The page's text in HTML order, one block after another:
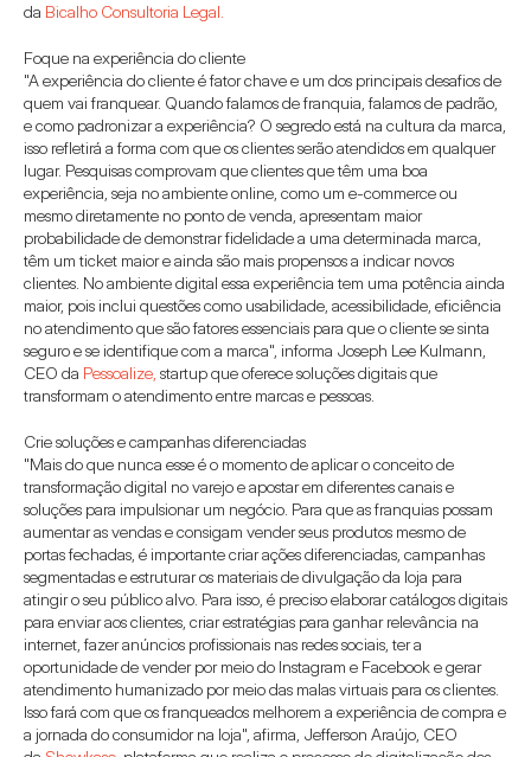
da Bicalho Consultoria Legal.
Foque na experiência do cliente
"A experiência do cliente é fator chave e um dos principais desafios de
quem vai franquear. Quando falamos de franquia, falamos de padrão,
e como padronizar a experiência? O segredo está na cultura da marca,
isso refletirá a forma com que os clientes serão atendidos em qualquer
lugar. Pesquisas comprovam que clientes que têm uma boa
experiência, seja no ambiente online, como um e-commerce ou
mesmo diretamente no ponto de venda, apresentam maior
probabilidade de demonstrar fidelidade a uma determinada marca,
têm um ticket maior e ainda são mais propensos a indicar novos
clientes. No ambiente digital essa experiência tem uma potência ainda
maior, pois inclui questões como usabilidade, acessibilidade, eficiência
no atendimento que são fatores essenciais para que o cliente se sinta
seguro e se identifique com a marca", informa Joseph Lee Kulmann,
CEO da Pessoalize, startup que oferece soluções digitais que
transformam o atendimento entre marcas e pessoas.
Crie soluções e campanhas diferenciadas
"Mais do que nunca esse é o momento de aplicar o conceito de
transformação digital no varejo e apostar em diferentes canais e
soluções para impulsionar um negócio. Para que as franquias possam
aumentar as vendas e consigam vender seus produtos mesmo de
portas fechadas, é importante criar ações diferenciadas, campanhas
segmentadas e estruturar os materiais de divulgação da loja para
atingir o seu público alvo. Para isso, é preciso elaborar catálogos digitais
para enviar aos clientes, criar estratégias para ganhar relevância na
internet, fazer anúncios profissionais nas redes sociais, ter a
oportunidade de vender por meio do Instagram e Facebook e gerar
atendimento humanizado por meio das malas virtuais para os clientes.
Isso fará com que os franqueados melhorem a experiência de compra e
a jornada do consumidor na loja", afirma, Jefferson Araújo, CEO